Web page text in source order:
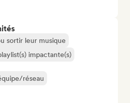
sortir leur musique
impactante(s)
réseau